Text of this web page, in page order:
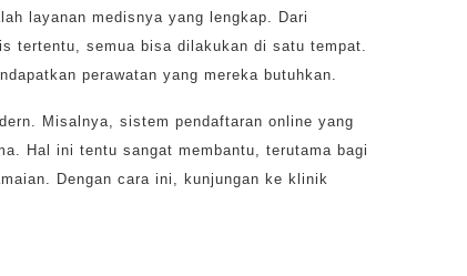
layanan medisnya yang lengkap. Dari
tertentu, semua bisa dilakukan di satu tempat.
perawatan yang mereka butuhkan.
Misalnya, sistem pendaftaran online yang
Hal ini tentu sangat membantu, terutama bagi
Dengan cara ini, kunjungan ke klinik